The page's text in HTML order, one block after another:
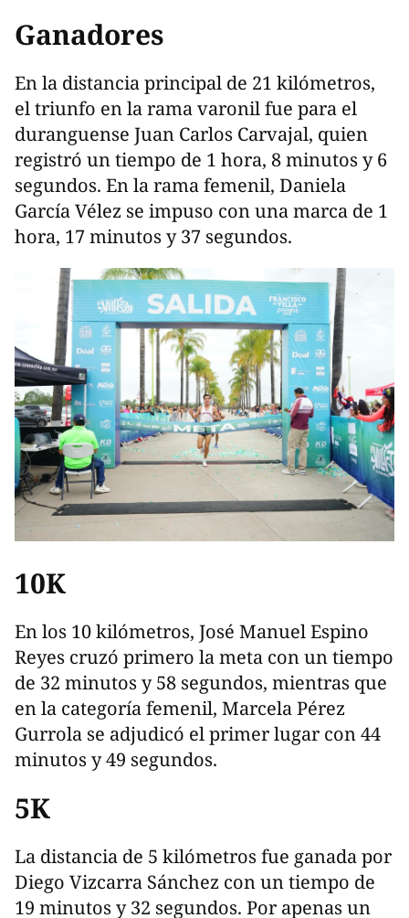
Ganadores
En la distancia principal de 21 kilómetros,
el triunfo en la rama varonil fue para el
duranguense Juan Carlos Carvajal, quien
registró un tiempo de 1 hora, 8 minutos y 6
segundos. En la rama femenil, Daniela
García Vélez se impuso con una marca de 1
hora, 17 minutos y 37 segundos.
10K
En los 10 kilómetros, José Manuel Espino
Reyes cruzó primero la meta con un tiempo
de 32 minutos y 58 segundos, mientras que
en la categoría femenil, Marcela Pérez
Gurrola se adjudicó el primer lugar con 44
minutos y 49 segundos.
5K
La distancia de 5 kilómetros fue ganada por
Diego Vizcarra Sánchez con un tiempo de
19 minutos y 32 segundos. Por apenas un